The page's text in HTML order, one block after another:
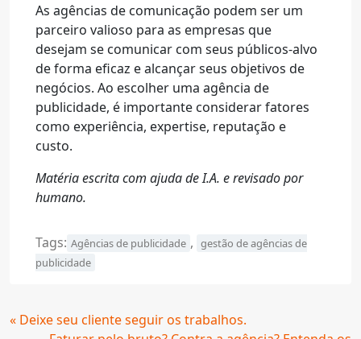
As agências de comunicação podem ser um
parceiro valioso para as empresas que
desejam se comunicar com seus públicos-alvo
de forma eficaz e alcançar seus objetivos de
negócios. Ao escolher uma agência de
publicidade, é importante considerar fatores
como experiência, expertise, reputação e
custo.
Matéria escrita com ajuda de I.A. e revisado por
humano.
Tags: Agências de publicidade , gestão de agências de
publicidade
Continue
« Deixe seu cliente seguir os trabalhos.